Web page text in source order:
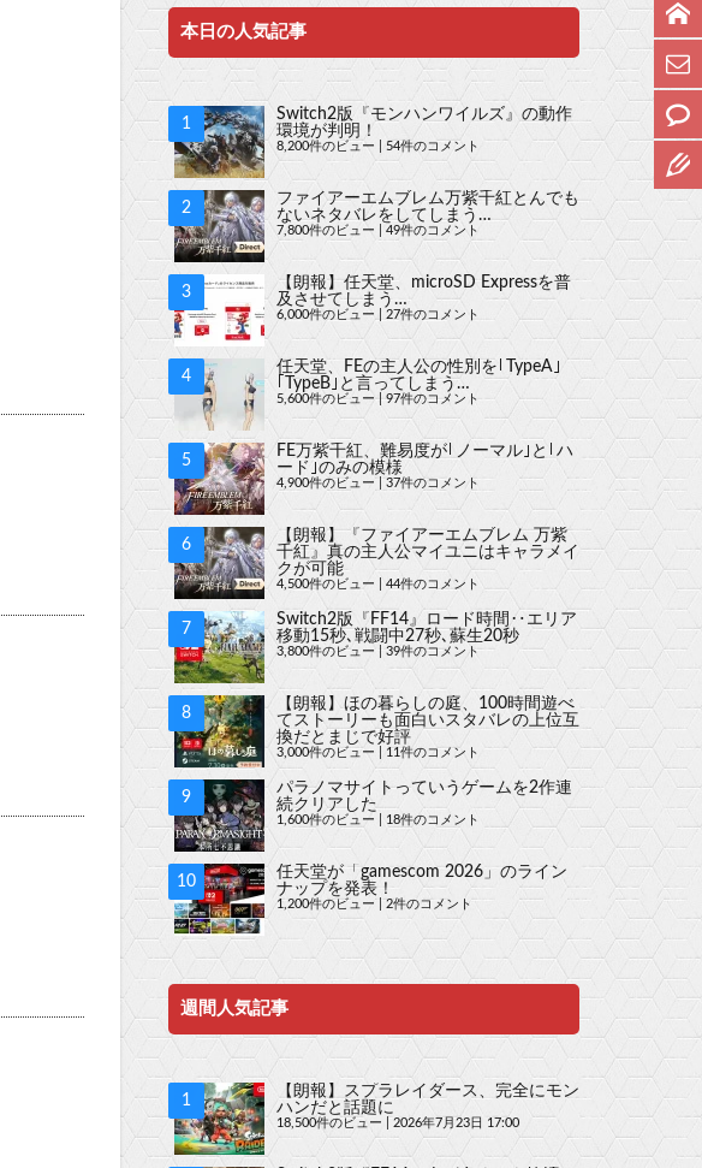
本日の人気記事
Switch2版『モンハンワイルズ』の動作
環境が判明！
8,200件のビュー 54件のコメント
ファイアーエムブレム万紫千紅とんでも
ないネタバレをしてしまう…
7,800件のビュー 49件のコメント
【朗報】任天堂、microSD Expressを普
及させてしまう…
6,000件のビュー 27件のコメント
任天堂、FEの主人公の性別を｢TypeA｣
｢TypeB｣と言ってしまう…
5,600件のビュー|97件のコメント
FE万紫千紅、難易度が｢ノーマル｣と｢ハ
ード｣のみの模様
4,900件のビュー 37件のコメント
【朗報】『ファイアーエムブレム 万紫
千紅』真の主人公マイユニはキャラメイ
クが可能
4,500件のビュー 44件のコメント
Switch2版『FF14』ロード時間‥エリア
移動15秒､戦闘中27秒､蘇生20秒
3,800件のビュー | 39件のコメント
【朗報】ほの暮らしの庭、100時間遊べ
てストーリーも面白いスタバレの上位互
換だとまじで好評
3,000件のビュー 11件のコメント
パラノマサイトっていうゲームを2作連
続クリアした
1,600件のビュー 18件のコメント
任天堂が「gamescom 2026」のライン
ナップを発表！
1,200件のビュー|2件のコメント
週間人気記事
【朗報】スプラレイダース、完全にモン
ハンだと話題に
18,500件のビュー 2026年7月23日 17:00